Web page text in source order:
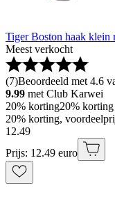
Tiger Boston haak klein
Meest verkocht
(7)Beoordeeld met 4.6
9.99 met Club Karwei
20% korting20% korting
20% korting,
12.49
Prijs: 12.49 euro